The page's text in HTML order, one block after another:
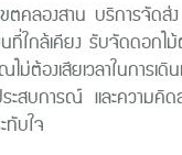
ขตคลองสาน บริการจัด
ที่ใกล้เคียง รับจัดดอก
ต้องเสียเวลาในการเ
ะสบการณ์ และความ
ทับใจ